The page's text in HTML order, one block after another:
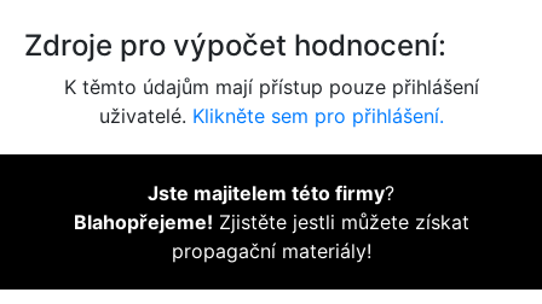
Zdroje pro výpočet hodnocení:
K těmto údajům mají přístup pouze přihlášení
uživatelé. Klikněte sem pro přihlášení.
Jste majitelem této firmy?
Blahopřejeme! Zjistěte jestli můžete získat
propagační materiály!